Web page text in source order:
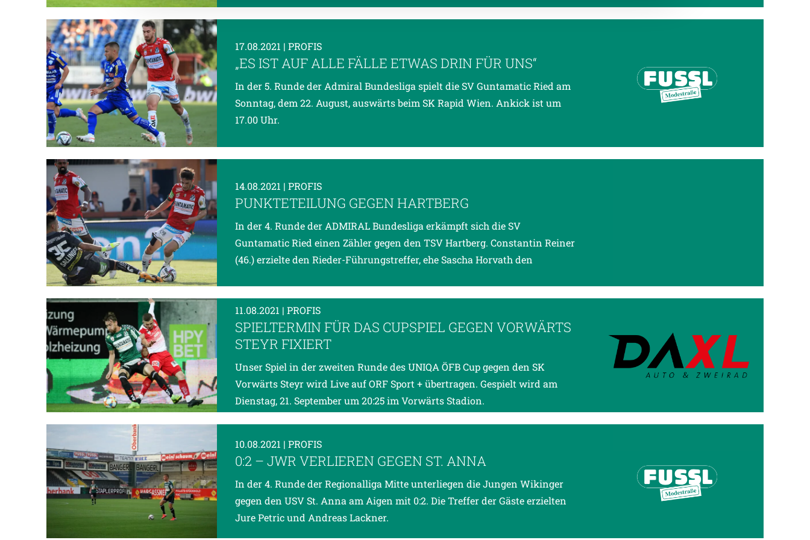
17.08.2021 | PROFIS
„ES IST AUF ALLE FÄLLE ETWAS DRIN FÜR UNS“
In der 5. Runde der Admiral Bundesliga spielt die SV Guntamatic Ried am
Sonntag, dem 22. August, auswärts beim SK Rapid Wien. Ankick ist um
17.00 Uhr.
14.08.2021 | PROFIS
PUNKTETEILUNG GEGEN HARTBERG
In der 4. Runde der ADMIRAL Bundesliga erkämpft sich die SV
Guntamatic Ried einen Zähler gegen den TSV Hartberg. Constantin Reiner
(46.) erzielte den Rieder-Führungstreffer, ehe Sascha Horvath den
11.08.2021 | PROFIS
SPIELTERMIN FÜR DAS CUPSPIEL GEGEN VORWÄRTS
STEYR FIXIERT
Unser Spiel in der zweiten Runde des UNIQA ÖFB Cup gegen den SK
Vorwärts Steyr wird Live auf ORF Sport + übertragen. Gespielt wird am
Dienstag, 21. September um 20:25 im Vorwärts Stadion.
10.08.2021 | PROFIS
0:2 – JWR VERLIEREN GEGEN ST. ANNA
In der 4. Runde der Regionalliga Mitte unterliegen die Jungen Wikinger
gegen den USV St. Anna am Aigen mit 0:2. Die Treffer der Gäste erzielten
Jure Petric und Andreas Lackner.